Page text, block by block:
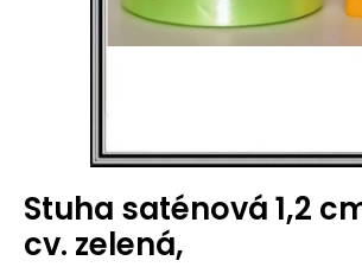
Stuha saténová 1,2
cv. zelená,